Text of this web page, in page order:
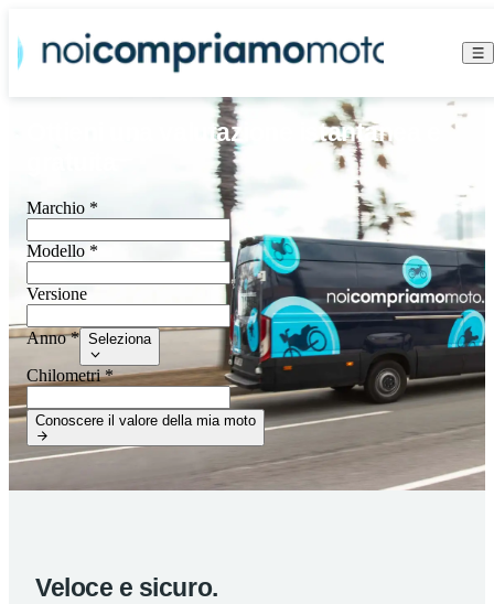
Ottieni una valutazione istantanea e
Marchio *
Modello *
Versione
Anno * Seleziona
Chilometri *
Conoscere il valore della mia moto
Veloce e sicuro.